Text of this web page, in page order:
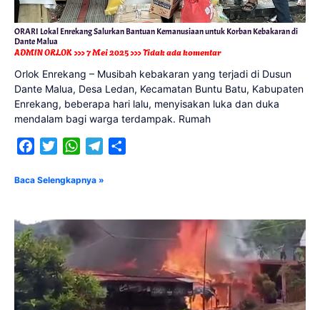
ORARI Lokal Enrekang Salurkan Bantuan Kemanusiaan untuk Korban Kebakaran di
Dante Malua
ADMIN ORLOK 7 Mei 2025
Tidak ada komentar
Orlok Enrekang – Musibah kebakaran yang terjadi di Dusun
Dante Malua, Desa Ledan, Kecamatan Buntu Batu, Kabupaten
Enrekang, beberapa hari lalu, menyisakan luka dan duka
mendalam bagi warga terdampak. Rumah
FacebookTwitterWhatsAppTelegram
Baca Selengkapnya »